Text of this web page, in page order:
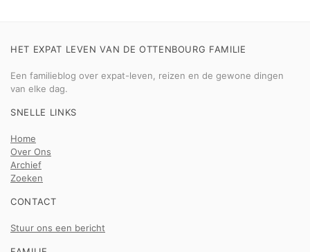
HET EXPAT LEVEN VAN DE OTTENBOURG FAMILIE
Een familieblog over expat-leven, reizen en de gewone dingen
van elke dag.
SNELLE LINKS
Home
Over Ons
Archief
Zoeken
CONTACT
Stuur ons een bericht